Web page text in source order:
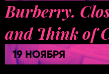
Burberry.
and Think of
19 НОЯБРЯ